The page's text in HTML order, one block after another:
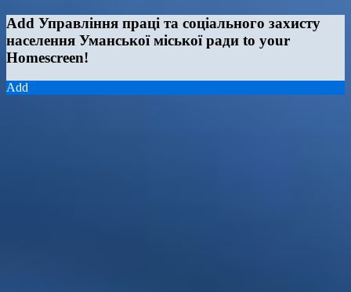
Add Управління праці та соціального захисту
населення Уманської міської ради to your
Homescreen!
Add